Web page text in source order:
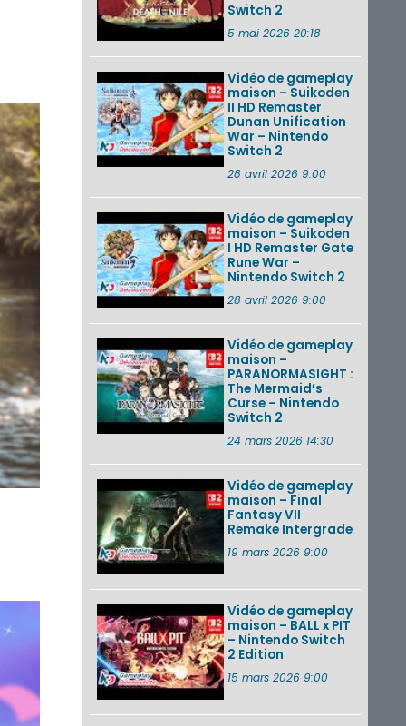
Switch 2
5 mai 2026 20:18
Vidéo de gameplay
maison – Suikoden
II HD Remaster
Dunan Unification
War – Nintendo
Switch 2
28 avril 2026 9:00
Vidéo de gameplay
maison – Suikoden
I HD Remaster Gate
Rune War –
Nintendo Switch 2
28 avril 2026 9:00
Vidéo de gameplay
maison –
PARANORMASIGHT :
The Mermaid’s
Curse – Nintendo
Switch 2
24 mars 2026 14:30
Vidéo de gameplay
maison – Final
Fantasy VII
Remake Intergrade
19 mars 2026 9:00
Vidéo de gameplay
maison – BALL x PIT
– Nintendo Switch
2 Edition
15 mars 2026 9:00